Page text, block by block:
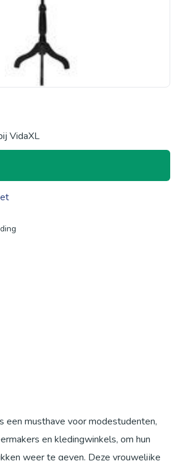
VidaXL
een musthave voor modestudenten,
en kledingwinkels, om hun
weer te geven. Deze vrouwelijke